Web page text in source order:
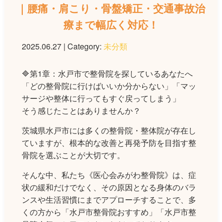
｜腰痛・肩こり・骨盤矯正・交通事故治
療まで幅広く対応！
2025.06.27 | Category: 未分類
🔷第1章：水戸市で整骨院を探しているあなたへ
「どの整骨院に行けばいいか分からない」「マッ
サージや整体に行ってもすぐ戻ってしまう」
そう感じたことはありませんか？
茨城県水戸市には多くの整骨院・整体院が存在し
ていますが、根本的な改善と再発予防を目指す整
骨院を選ぶことが大切です。
そんな中、私たち《医心会みがわ整骨院》は、症
状の緩和だけでなく、その原因となる身体のバラ
ンスや生活習慣にまでアプローチすることで、多
くの方から「水戸市整骨院おすすめ」「水戸市整